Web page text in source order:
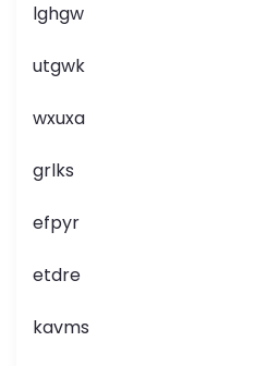
lghgw
utgwk
wxuxa
grlks
efpyr
etdre
kavms